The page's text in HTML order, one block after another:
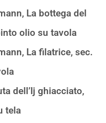
La bottega del
olio su tavola
La filatrice, sec.
dell’Ij ghiacciato,
tela